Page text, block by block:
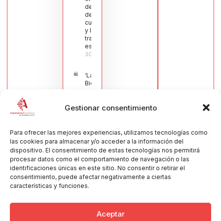
Gestionar consentimiento
Para ofrecer las mejores experiencias, utilizamos tecnologías como
las cookies para almacenar y/o acceder a la información del
dispositivo. El consentimiento de estas tecnologías nos permitirá
procesar datos como el comportamiento de navegación o las
identificaciones únicas en este sitio. No consentir o retirar el
consentimiento, puede afectar negativamente a ciertas
características y funciones.
Aceptar
del sector
de la
cuchillería
y la navaja
tradicional
española
30/07/2026
‘La
Bienvenida’,
estampa de
de la Virgen
Muñoz
Muñoz,
anuncia las
Fiestas
Patronales
2026
30/07/2026